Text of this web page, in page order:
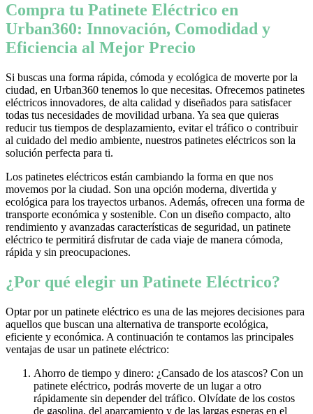
Compra tu Patinete Eléctrico en
Urban360: Innovación, Comodidad y
Eficiencia al Mejor Precio
Si buscas una forma rápida, cómoda y ecológica de moverte por la
ciudad, en Urban360 tenemos lo que necesitas. Ofrecemos patinetes
eléctricos innovadores, de alta calidad y diseñados para satisfacer
todas tus necesidades de movilidad urbana. Ya sea que quieras
reducir tus tiempos de desplazamiento, evitar el tráfico o contribuir
al cuidado del medio ambiente, nuestros patinetes eléctricos son la
solución perfecta para ti.
Los patinetes eléctricos están cambiando la forma en que nos
movemos por la ciudad. Son una opción moderna, divertida y
ecológica para los trayectos urbanos. Además, ofrecen una forma de
transporte económica y sostenible. Con un diseño compacto, alto
rendimiento y avanzadas características de seguridad, un patinete
eléctrico te permitirá disfrutar de cada viaje de manera cómoda,
rápida y sin preocupaciones.
¿Por qué elegir un Patinete Eléctrico?
Optar por un patinete eléctrico es una de las mejores decisiones para
aquellos que buscan una alternativa de transporte ecológica,
eficiente y económica. A continuación te contamos las principales
ventajas de usar un patinete eléctrico:
Ahorro de tiempo y dinero: ¿Cansado de los atascos? Con un
patinete eléctrico, podrás moverte de un lugar a otro
rápidamente sin depender del tráfico. Olvídate de los costos
de gasolina, del aparcamiento y de las largas esperas en el